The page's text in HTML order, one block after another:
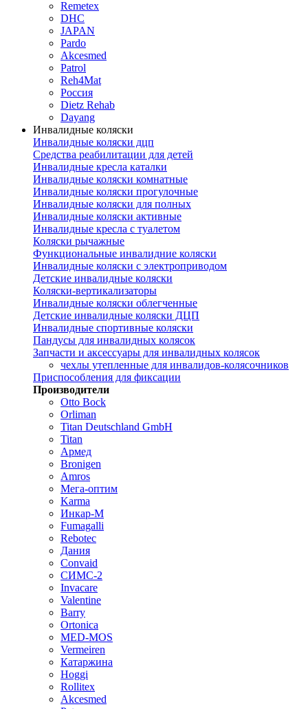
Remetex
DHC
JAPAN
Pardo
Akcesmed
Patrol
Reh4Mat
Россия
Dietz Rehab
Dayang
Инвалидные коляски
Инвалидные коляски дцп
Средства реабилитации для детей
Инвалидные кресла каталки
Инвалидные коляски комнатные
Инвалидные коляски прогулочные
Инвалидные коляски для полных
Инвалидные коляски активные
Инвалидные кресла с туалетом
Коляски рычажные
Функциональные инвалидние коляски
Инвалидные коляски с электроприводом
Детские инвалидные коляски
Коляски-вертикализаторы
Инвалидные коляски облегченные
Детские инвалидные коляски ДЦП
Инвалидные спортивные коляски
Пандусы для инвалидных колясок
Запчасти и аксессуары для инвалидных колясок
чехлы утепленные для инвалидов-колясочников
Приспособления для фиксации
Производители
Otto Bock
Orliman
Titan Deutschland GmbH
Titan
Армед
Bronigen
Amros
Мега-оптим
Karma
Инкар-М
Fumagalli
Rebotec
Дания
Convaid
СИМС-2
Invacare
Valentine
Barry
Ortonica
MED-MOS
Vermeiren
Катаржина
Hoggi
Rollitex
Akcesmed